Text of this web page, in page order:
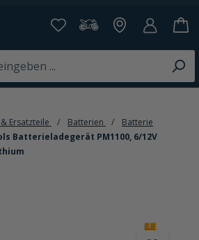
Ersatzteile Batterien
Batterie
Batterieladegerät PM1100, 6/12V